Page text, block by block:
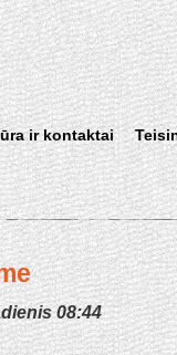
ir kontaktai
08:44